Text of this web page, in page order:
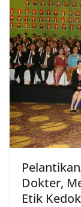
Dokter,
Etik